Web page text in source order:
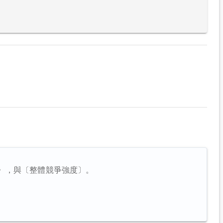
與〔整體競爭強度〕。